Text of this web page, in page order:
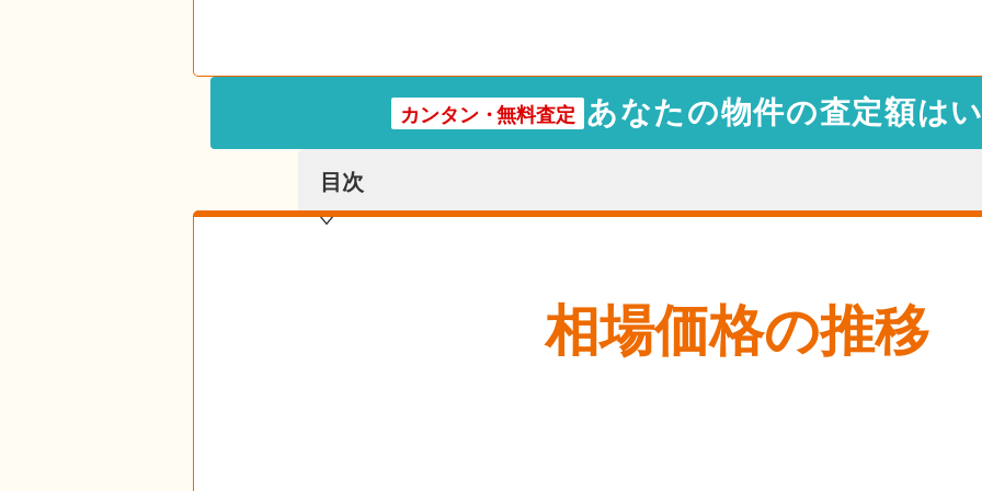
カンタン・ 無料査定 あなたの物件の査定額は
目次
目次を表示する
相場価格の推移